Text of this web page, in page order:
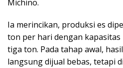
Michino.
Ia merincikan, produksi es
ton per hari dengan
tiga ton. Pada tahap awal,
langsung dijual bebas, tetapi